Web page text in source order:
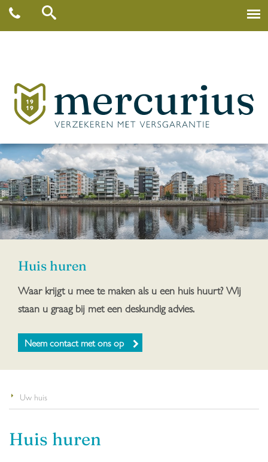
Huis huren
Waar krijgt u mee te maken als u een huis huurt? Wij
staan u graag bij met een deskundig advies.
Neem contact met ons op
Uw huis
Huis huren